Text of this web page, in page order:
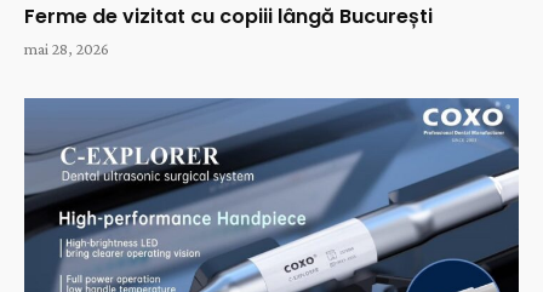
Ferme de vizitat cu copiii lângă București
mai 28, 2026